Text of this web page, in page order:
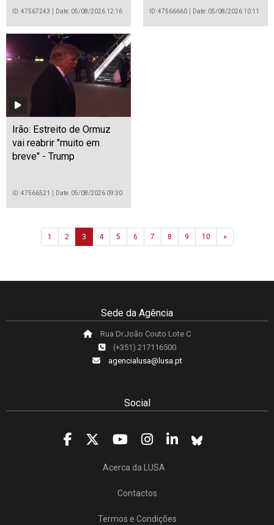
ID: 47567243 Date: 05/08/2026 12:16 ID: 47566660 Date: 05/08/2026 10:11
Irão: Estreito de Ormuz
vai reabrir "muito em
breve" - Trump
ID: 47566521 Date: 05/08/2026 09:30
1 2 3 4 5 6 7 8 9 10 »Next
Sede da Agência
Rua Dr.João Couto Lote C
(+351) 217116500
agencialusa@lusa.pt
Social
Acerca da LUSA
Contactos
Termos e Condições